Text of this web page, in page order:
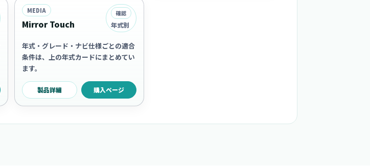
MEDIA
Mirror Touch
確認
年式別
年式・グレード・ナビ仕様ごとの適合
条件は、上の年式カードにまとめてい
ます。
製品詳細 購入ページ